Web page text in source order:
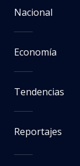
Nacional
Economía
Tendencias
Reportajes